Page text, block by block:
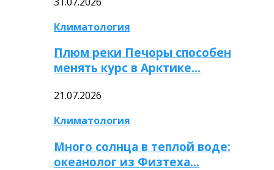
Климатология
Плюм реки Печоры способен
менять курс в Арктике…
21.07.2026
Климатология
Много солнца в теплой воде:
океанолог из Физтеха…